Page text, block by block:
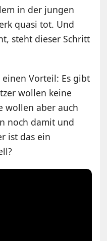
in der jungen
quasi tot. Und
steht dieser Schritt
Vorteil: Es gibt
wollen keine
wollen aber auch
noch damit und
ist das ein